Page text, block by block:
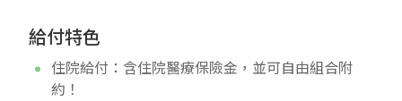
給付特色
住院給付：含住院醫療保險金，並可自由組合附
約！